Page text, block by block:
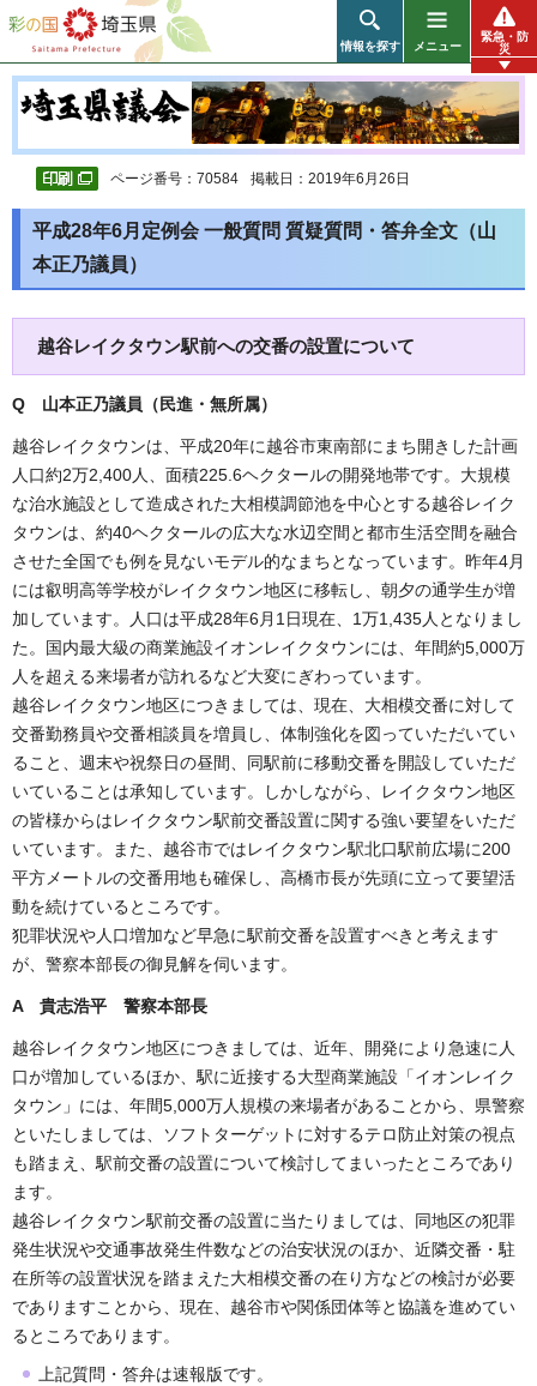
彩の国 埼玉県
情報を探す メニュー
緊急・防
災
ページ番号：70584 掲載日：2019年6月26日
平成28年6月定例会 一般質問 質疑質問・答弁全文（山
本正乃議員）
越谷レイクタウン駅前への交番の設置について
Q 山本正乃議員（民進・無所属）
越谷レイクタウンは、平成20年に越谷市東南部にまち開きした計画
人口約2万2,400人、面積225.6ヘクタールの開発地帯です。大規模
な治水施設として造成された大相模調節池を中心とする越谷レイク
タウンは、約40ヘクタールの広大な水辺空間と都市生活空間を融合
させた全国でも例を見ないモデル的なまちとなっています。昨年4月
には叡明高等学校がレイクタウン地区に移転し、朝夕の通学生が増
加しています。人口は平成28年6月1日現在、1万1,435人となりまし
た。国内最大級の商業施設イオンレイクタウンには、年間約5,000万
人を超える来場者が訪れるなど大変にぎわっています。
越谷レイクタウン地区につきましては、現在、大相模交番に対して
交番勤務員や交番相談員を増員し、体制強化を図っていただいてい
ること、週末や祝祭日の昼間、同駅前に移動交番を開設していただ
いていることは承知しています。しかしながら、レイクタウン地区
の皆様からはレイクタウン駅前交番設置に関する強い要望をいただ
いています。また、越谷市ではレイクタウン駅北口駅前広場に200
平方メートルの交番用地も確保し、高橋市長が先頭に立って要望活
動を続けているところです。
犯罪状況や人口増加など早急に駅前交番を設置すべきと考えます
が、警察本部長の御見解を伺います。
A 貴志浩平 警察本部長
越谷レイクタウン地区につきましては、近年、開発により急速に人
口が増加しているほか、駅に近接する大型商業施設「イオンレイク
タウン」には、年間5,000万人規模の来場者があることから、県警察
といたしましては、ソフトターゲットに対するテロ防止対策の視点
も踏まえ、駅前交番の設置について検討してまいったところであり
ます。
越谷レイクタウン駅前交番の設置に当たりましては、同地区の犯罪
発生状況や交通事故発生件数などの治安状況のほか、近隣交番・駐
在所等の設置状況を踏まえた大相模交番の在り方などの検討が必要
でありますことから、現在、越谷市や関係団体等と協議を進めてい
るところであります。
上記質問・答弁は速報版です。